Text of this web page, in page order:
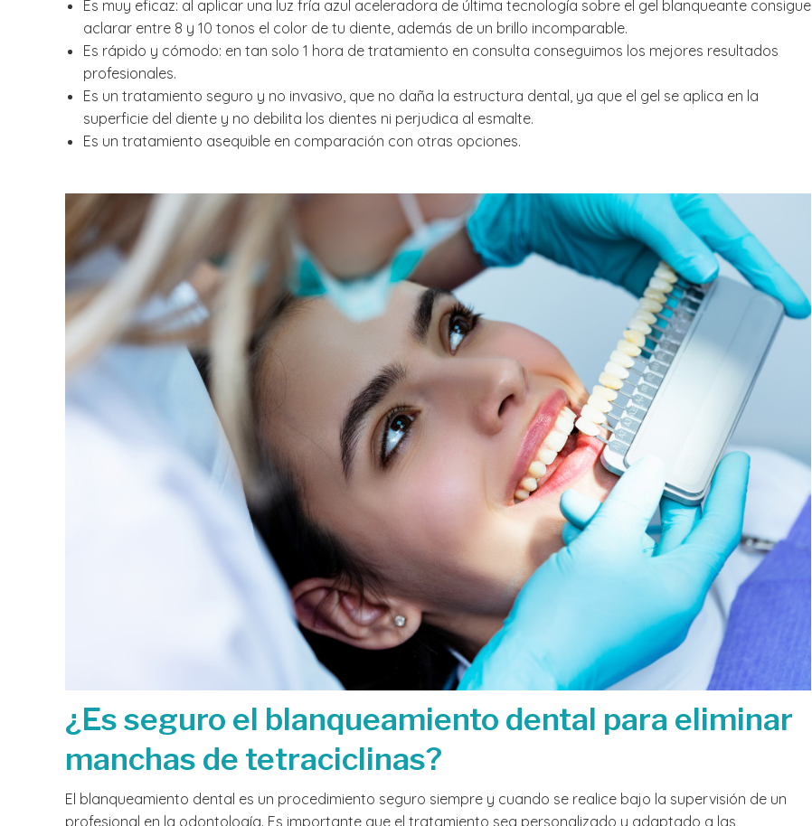
Es muy eficaz: al aplicar una luz fría azul aceleradora de última tecnología sobre el gel blanqueante consigue
aclarar entre 8 y 10 tonos el color de tu diente, además de un brillo incomparable.
Es rápido y cómodo: en tan solo 1 hora de tratamiento en consulta conseguimos los mejores resultados
profesionales.
Es un tratamiento seguro y no invasivo, que no daña la estructura dental, ya que el gel se aplica en la
superficie del diente y no debilita los dientes ni perjudica al esmalte.
Es un tratamiento asequible en comparación con otras opciones.
¿Es seguro el blanqueamiento dental para eliminar
manchas de tetraciclinas?
El blanqueamiento dental es un procedimiento seguro siempre y cuando se realice bajo la supervisión de un
profesional en la odontología. Es importante que el tratamiento sea personalizado y adaptado a las